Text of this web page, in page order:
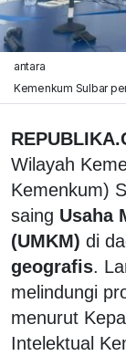
antara
Kemenkum Sulbar
Wilayah
Kemenkum)
saing Usaha
(UMKM) di
geografis.
melindungi
menurut
Intelektual